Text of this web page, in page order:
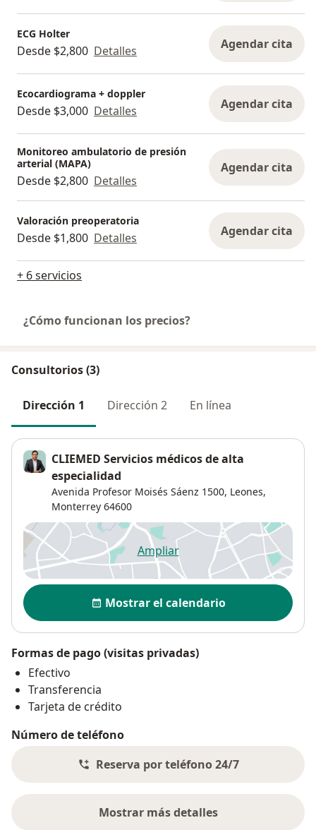
ECG Holter
Desde $2,800 Detalles Agendar cita
Ecocardiograma + doppler
Desde $3,000 Detalles Agendar cita
Monitoreo ambulatorio de presión
arterial (MAPA)
Desde $2,800 Detalles
Agendar cita
Valoración preoperatoria
Desde $1,800 Detalles Agendar cita
+ 6 servicios
¿Cómo funcionan los precios?
Consultorios (3)
Dirección 1 Dirección 2 En línea
CLIEMED Servicios médicos de alta
especialidad
Avenida Profesor Moisés Sáenz 1500, Leones,
Monterrey 64600
Ampliarse abre en una nueva
Disponibilidad
Mostrar el calendario
Formas de pago (visitas privadas)
Efectivo
Transferencia
Tarjeta de crédito
Número de teléfono
Reserva por teléfono 24/7
Mostrar más detalles
sobre la dirección